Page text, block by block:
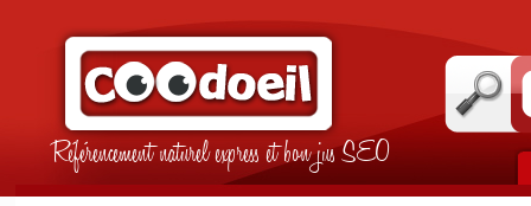
Référencement naturel express et bon jus SEO